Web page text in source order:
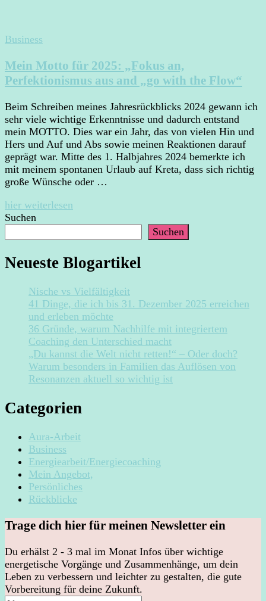
Business
Mein Motto für 2025: „Fokus an,
Perfektionismus aus and „go with the Flow“
Beim Schreiben meines Jahresrückblicks 2024 gewann ich
sehr viele wichtige Erkenntnisse und dadurch entstand
mein MOTTO. Dies war ein Jahr, das von vielen Hin und
Hers und Auf und Abs sowie meinen Reaktionen darauf
geprägt war. Mitte des 1. Halbjahres 2024 bemerkte ich
mit meinem spontanen Urlaub auf Kreta, dass sich richtig
große Wünsche oder …
hier weiterlesen
Suchen
Suchen
Neueste Blogartikel
Nische vs Vielfältigkeit
41 Dinge, die ich bis 31. Dezember 2025 erreichen
und erleben möchte
36 Gründe, warum Nachhilfe mit integriertem
Coaching den Unterschied macht
„Du kannst die Welt nicht retten!“ – Oder doch?
Warum besonders in Familien das Auflösen von
Resonanzen aktuell so wichtig ist
Categorien
Aura-Arbeit
Business
Energiearbeit/Energiecoaching
Mein Angebot,
Persönliches
Rückblicke
Trage dich hier für meinen Newsletter ein
Du erhälst 2 - 3 mal im Monat Infos über wichtige
energetische Vorgänge und Zusammenhänge, um dein
Leben zu verbessern und leichter zu gestalten, die gute
Vorbereitung für deine Zukunft.